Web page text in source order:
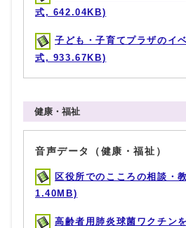
式, 642.04KB)
子ども・子育てプラザのイ
式, 933.67KB)
健康・福祉
音声データ（健康・福祉）
区役所でのこころの相談・
1.40MB)
高齢者用肺炎球菌ワクチン